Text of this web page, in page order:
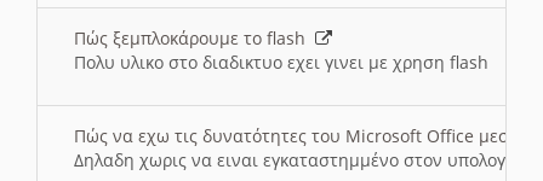
Πώς ξεμπλοκάρουμε το flash
Πολυ υλικο στο διαδικτυο εχει γινει με χρηση flash
Πώς να εχω τις δυνατότητες του Microsoft Office μεσω
Δηλαδη χωρις να ειναι εγκαταστημμένο στον